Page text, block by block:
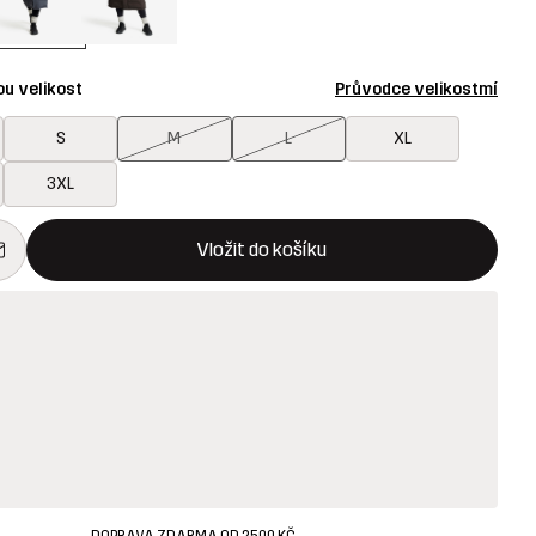
velikost Průvodce velikostmí
S M L XL
3XL
Vložit do košíku
modální potvrzení nové položky v nákupním košíku